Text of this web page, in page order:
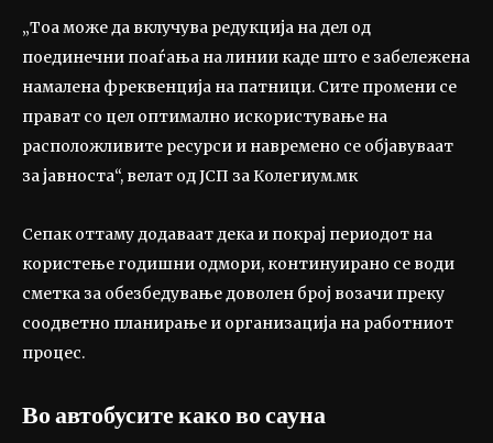
„Тоа може да вклучува редукција на дел од
поединечни поаѓања на линии каде што е забележена
намалена фреквенција на патници. Сите промени се
прават со цел оптимално искористување на
расположливите ресурси и навремено се објавуваат
за јавноста“, велат од ЈСП за Колегиум.мк
Сепак оттаму додаваат дека и покрај периодот на
користење годишни одмори, континуирано се води
сметка за обезбедување доволен број возачи преку
соодветно планирање и организација на работниот
процес.
Во автобусите како во сауна